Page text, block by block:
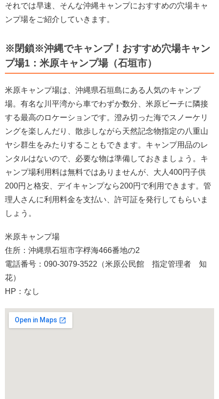
それでは早速、そんな沖縄キャンプにおすすめの穴場キャ
ンプ場をご紹介していきます。
※閉鎖※沖縄でキャンプ！おすすめ穴場キャン
プ場1：米原キャンプ場（石垣市）
米原キャンプ場は、沖縄県石垣島にある人気のキャンプ
場。有名な川平湾から車でわずか数分、米原ビーチに隣接
する最高のロケーションです。澄み切った海でスノーケリ
ングを楽しんだり、散歩しながら天然記念物指定の八重山
ヤシ群生をみたりすることもできます。キャンプ用品のレ
ンタルはないので、必要な物は準備しておきましょう。キ
ャンプ場利用料は無料ではありませんが、大人400円子供
200円と格安、デイキャンプなら200円で利用できます。管
理人さんに利用料金を支払い、許可証を発行してもらいま
しょう。
米原キャンプ場
住所：沖縄県石垣市字桴海466番地の2
電話番号：090-3079-3522（米原公民館 指定管理者 知
花）
HP：なし